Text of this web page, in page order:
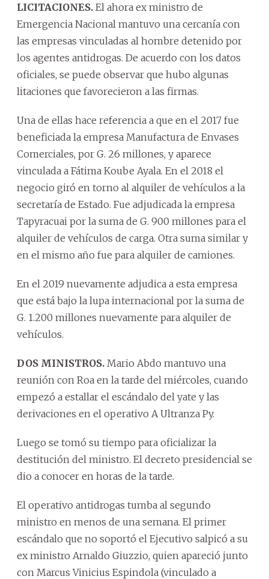
LICITACIONES. El ahora ex ministro de
Emergencia Nacional mantuvo una cercanía con
las empresas vinculadas al hombre detenido por
los agentes antidrogas. De acuerdo con los datos
oficiales, se puede observar que hubo algunas
litaciones que favorecieron a las firmas.
Una de ellas hace referencia a que en el 2017 fue
beneficiada la empresa Manufactura de Envases
Comerciales, por G. 26 millones, y aparece
vinculada a Fátima Koube Ayala. En el 2018 el
negocio giró en torno al alquiler de vehículos a la
secretaría de Estado. Fue adjudicada la empresa
Tapyracuai por la suma de G. 900 millones para el
alquiler de vehículos de carga. Otra suma similar y
en el mismo año fue para alquiler de camiones.
En el 2019 nuevamente adjudica a esta empresa
que está bajo la lupa internacional por la suma de
G. 1.200 millones nuevamente para alquiler de
vehículos.
DOS MINISTROS. Mario Abdo mantuvo una
reunión con Roa en la tarde del miércoles, cuando
empezó a estallar el escándalo del yate y las
derivaciones en el operativo A Ultranza Py.
Luego se tomó su tiempo para oficializar la
destitución del ministro. El decreto presidencial se
dio a conocer en horas de la tarde.
El operativo antidrogas tumba al segundo
ministro en menos de una semana. El primer
escándalo que no soportó el Ejecutivo salpicó a su
ex ministro Arnaldo Giuzzio, quien apareció junto
con Marcus Vinicius Espindola (vinculado a